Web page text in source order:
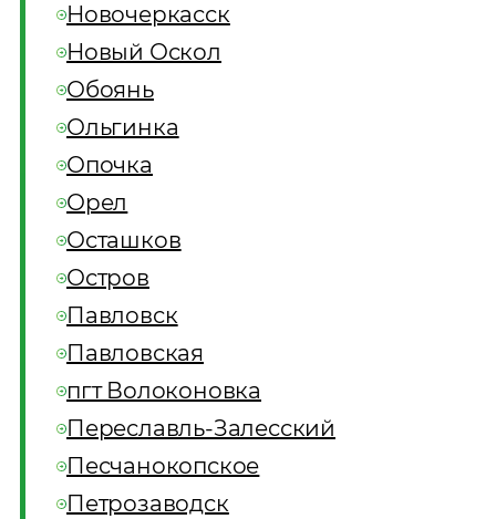
Новочеркасск
Новый Оскол
Обоянь
Ольгинка
Опочка
Орел
Осташков
Остров
Павловск
Павловская
пгт Волоконовка
Переславль-Залесский
Песчанокопское
Петрозаводск